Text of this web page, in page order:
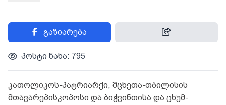
გაზიარება
პოსტი ნახა: 795
კათოლიკოს-პატრიარქი, მცხეთა-თბილისის
მთავარეპისკოპოსი და ბიჭვინთისა და ცხუმ-